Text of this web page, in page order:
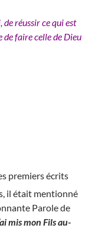
de réussir ce qui est
faire celle de Dieu
premiers écrits
il était mentionné
Parole de
mis mon Fils au-